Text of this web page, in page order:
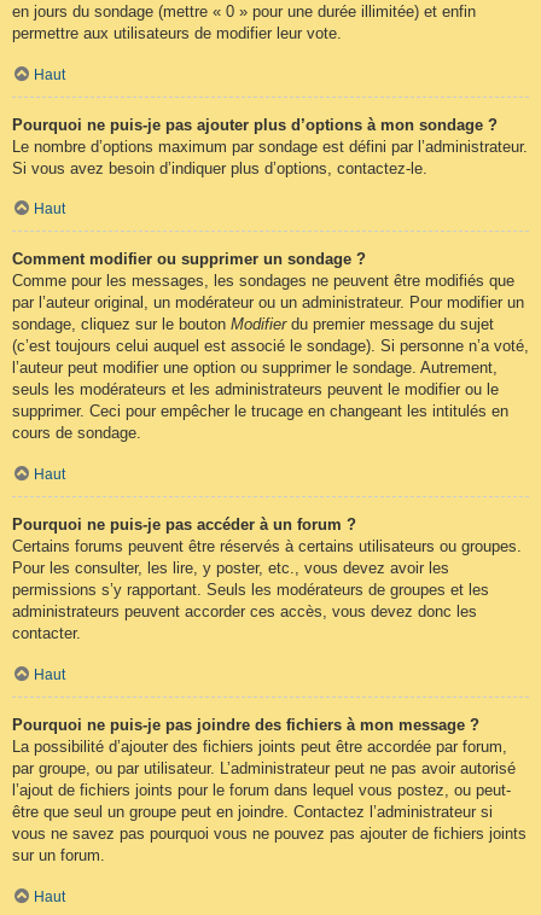
en jours du sondage (mettre « 0 » pour une durée illimitée) et enfin
permettre aux utilisateurs de modifier leur vote.
Haut
Pourquoi ne puis-je pas ajouter plus d’options à mon sondage ?
Le nombre d’options maximum par sondage est défini par l’administrateur.
Si vous avez besoin d’indiquer plus d’options, contactez-le.
Haut
Comment modifier ou supprimer un sondage ?
Comme pour les messages, les sondages ne peuvent être modifiés que
par l’auteur original, un modérateur ou un administrateur. Pour modifier un
sondage, cliquez sur le bouton Modifierdu premier message du sujet
(c’est toujours celui auquel est associé le sondage). Si personne n’a voté,
l’auteur peut modifier une option ou supprimer le sondage. Autrement,
seuls les modérateurs et les administrateurs peuvent le modifier ou le
supprimer. Ceci pour empêcher le trucage en changeant les intitulés en
cours de sondage.
Haut
Pourquoi ne puis-je pas accéder à un forum ?
Certains forums peuvent être réservés à certains utilisateurs ou groupes.
Pour les consulter, les lire, y poster, etc., vous devez avoir les
permissions s’y rapportant. Seuls les modérateurs de groupes et les
administrateurs peuvent accorder ces accès, vous devez donc les
contacter.
Haut
Pourquoi ne puis-je pas joindre des fichiers à mon message ?
La possibilité d’ajouter des fichiers joints peut être accordée par forum,
par groupe, ou par utilisateur. L’administrateur peut ne pas avoir autorisé
l’ajout de fichiers joints pour le forum dans lequel vous postez, ou peut-
être que seul un groupe peut en joindre. Contactez l’administrateur si
vous ne savez pas pourquoi vous ne pouvez pas ajouter de fichiers joints
sur un forum.
Haut